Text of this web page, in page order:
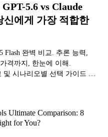
5.6 vs Claude
신에게 가장 적합한
Flash 완벽 비교. 추론 능력,
격까지, 한눈에 이해.
및 시나리오별 선택 가이드 포